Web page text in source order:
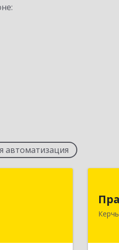
автоматизация
Респ, Керчь г,
Подробнее
Керчь